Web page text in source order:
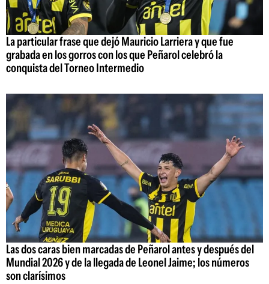
La particular frase que dejó Mauricio Larriera y que fue
grabada en los gorros con los que Peñarol celebró la
conquista del Torneo Intermedio
Las dos caras bien marcadas de Peñarol antes y después del
Mundial 2026 y de la llegada de Leonel Jaime; los números
son clarísimos